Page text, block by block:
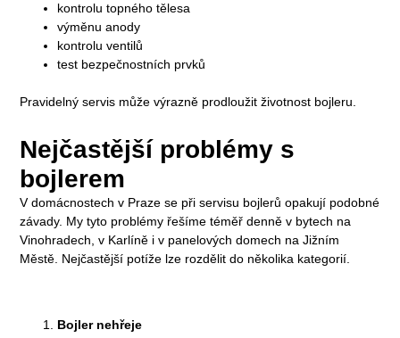
kontrolu topného tělesa
výměnu anody
kontrolu ventilů
test bezpečnostních prvků
Pravidelný servis může výrazně prodloužit životnost bojleru.
Nejčastější problémy s
bojlerem
V domácnostech v Praze se při servisu bojlerů opakují podobné
závady. My tyto problémy řešíme téměř denně v bytech na
Vinohradech, v Karlíně i v panelových domech na Jižním
Městě. Nejčastější potíže lze rozdělit do několika kategorií.
Bojler nehřeje